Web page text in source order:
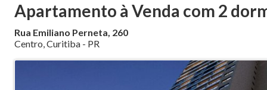
Apartamento à Venda com 2
Rua Emiliano Perneta, 260
Centro,Curitiba - PR